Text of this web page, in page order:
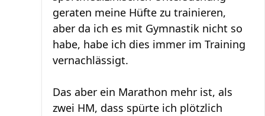
geraten meine Hüfte zu trainieren,
aber da ich es mit Gymnastik nicht so
habe, habe ich dies immer im Training
vernachlässigt.
Das aber ein Marathon mehr ist, als
zwei HM, dass spürte ich plötzlich